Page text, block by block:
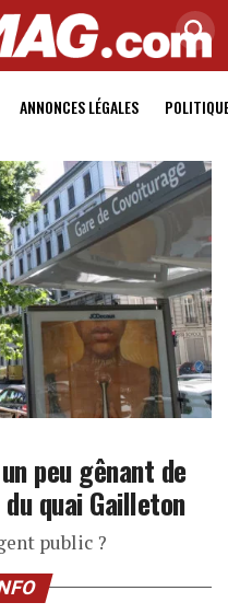
ANNONCES LÉGALES
peu gênant de
quai Gailleton
public ?